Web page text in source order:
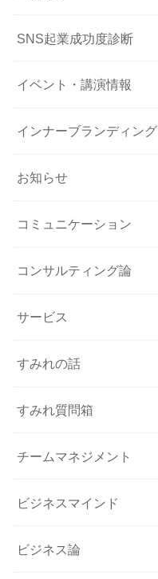
SNS起業成功度診断
イベント・講演情報
インナーブランディング
お知らせ
コミュニケーション
コンサルティング論
サービス
すみれの話
すみれ質問箱
チームマネジメント
ビジネスマインド
ビジネス論